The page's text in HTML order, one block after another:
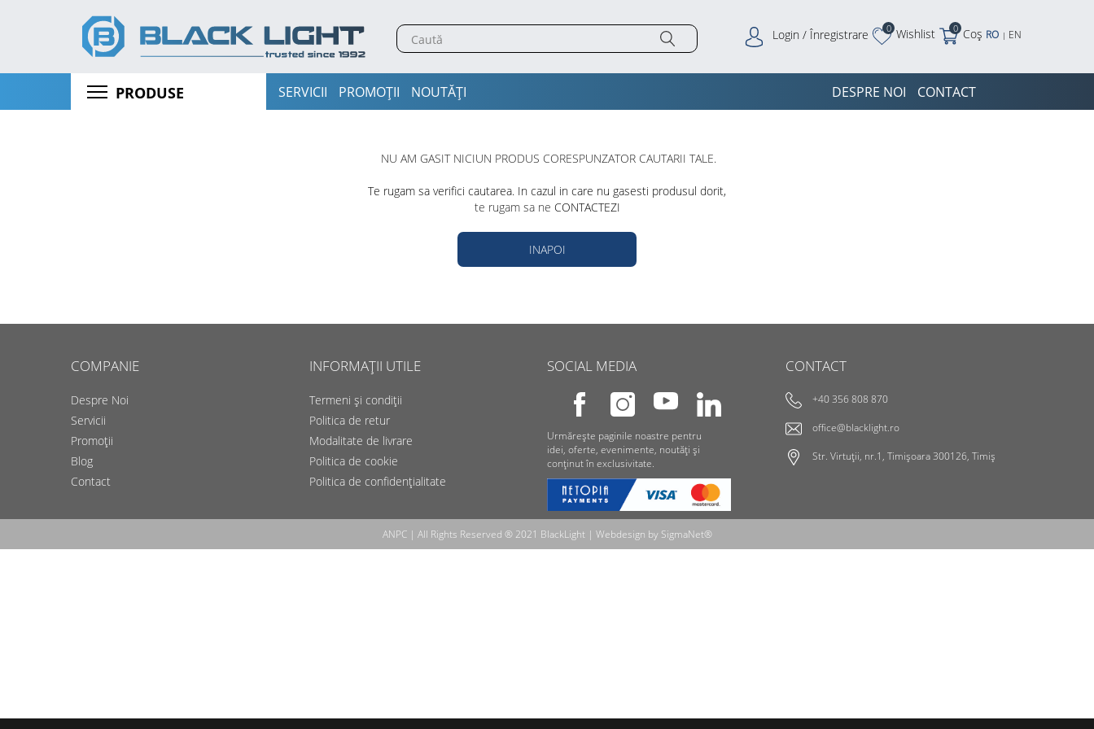
RO | EN
Coș
0
Wishlist
0
Login / Înregistrare
PRODUSE SERVICII PROMOȚII NOUTĂȚI DESPRE NOI CONTACT
NU AM GASIT NICIUN PRODUS CORESPUNZATOR CAUTARII TALE.
Te rugam sa verifici cautarea. In cazul in care nu gasesti produsul dorit,
te rugam sa ne CONTACTEZI
INAPOI
COMPANIE
Despre Noi
Servicii
Promoții
Blog
Contact
INFORMAȚII UTILE
Termeni și condiții
Politica de retur
Modalitate de livrare
Politica de cookie
Politica de confidențialitate
SOCIAL MEDIA
Urmărește paginile noastre pentru
idei, oferte, evenimente, noutăți și
conținut în exclusivitate.
CONTACT
+40 356 808 870
office@blacklight.ro
Str. Virtuții, nr.1, Timișoara 300126, Timiș
ANPC| All Rights Reserved ® 2021 BlackLight | Webdesign by SigmaNet®